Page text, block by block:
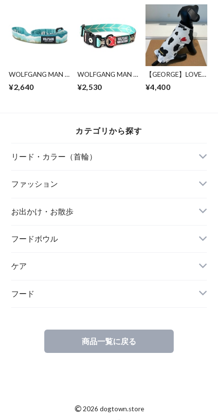
WOLFGANG MAN &
/GreatEscape LEASH
¥2,640
WOLFGANG MAN &
COLLAR ( M size )
¥2,530
【GEORGE】LOVE
ラストTシャツ
¥4,400
カテゴリから探す
リード・カラー（首輪）
FOUND MY ANIMAL（ファウンドマイアニマ
ファッション
A BIENTOT!（アビエント）
お出かけ・お散歩
FOUND MY ANIMAL（ファウンドマイアニマ
フードボウル
ケア
フード
商品一覧に戻る
© 2026 dogtown.store